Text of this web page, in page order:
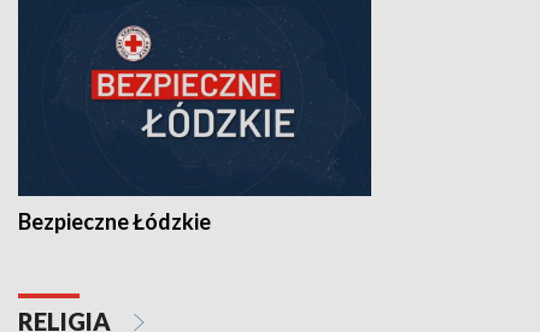
Bezpieczne Łódzkie
RELIGIA